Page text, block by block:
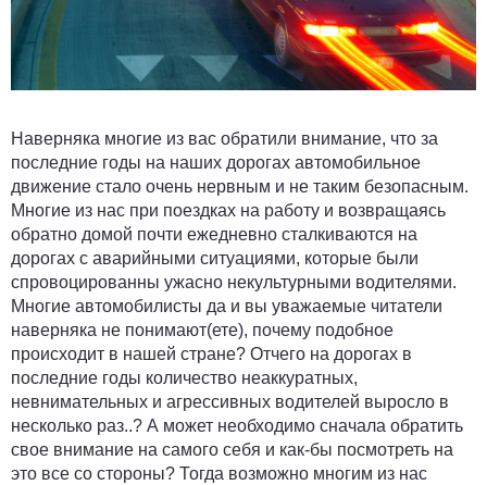
Наверняка многие из вас обратили внимание, что за
последние годы на наших дорогах автомобильное
движение стало очень нервным и не таким безопасным.
Многие из нас при поездках на работу и возвращаясь
обратно домой почти ежедневно сталкиваются на
дорогах с аварийными ситуациями, которые были
спровоцированны ужасно некультурными водителями.
Многие автомобилисты да и вы уважаемые читатели
наверняка не понимают(ете), почему подобное
происходит в нашей стране? Отчего на дорогах в
последние годы количество неаккуратных,
невнимательных и агрессивных водителей выросло в
несколько раз..? А может необходимо сначала обратить
свое внимание на самого себя и как-бы посмотреть на
это все со стороны? Тогда возможно многим из нас